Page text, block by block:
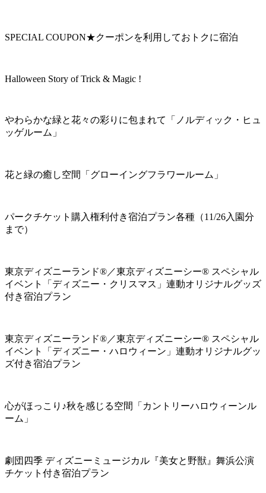
SPECIAL COUPON★クーポンを利用しておトクに宿泊
Halloween Story of Trick & Magic !
やわらかな緑と花々の彩りに包まれて「ノルディック・ヒュ
ッゲルーム」
花と緑の癒し空間「グローイングフラワールーム」
パークチケット購入権利付き宿泊プラン各種（11/26入園分
まで）
東京ディズニーランド®／東京ディズニーシー® スペシャル
イベント「ディズニー・クリスマス」連動オリジナルグッズ
付き宿泊プラン
東京ディズニーランド®／東京ディズニーシー® スペシャル
イベント「ディズニー・ハロウィーン」連動オリジナルグッ
ズ付き宿泊プラン
心がほっこり♪秋を感じる空間「カントリーハロウィーンル
ーム」
劇団四季 ディズニーミュージカル『美女と野獣』舞浜公演
チケット付き宿泊プラン